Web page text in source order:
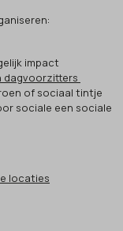
impact
dagvoorzitters
of sociaal tintje
sociale een sociale
locaties